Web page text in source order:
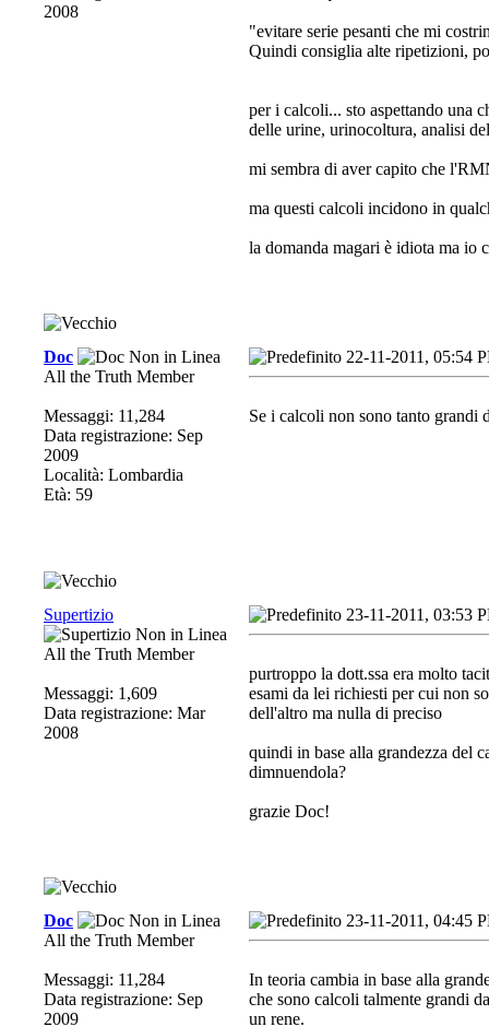
2008
"evitare serie pesanti che mi
Quindi consiglia alte ripetizioni,
per i calcoli... sto aspettando una
delle urine, urinocoltura, analisi
mi sembra di aver capito che
ma questi calcoli incidono in
la domanda magari è idiota ma io
Doc
All the Truth Member
Messaggi: 11,284
Data registrazione: Sep
2009
Località: Lombardia
Età: 59
22-11-2011, 05:54
Se i calcoli non sono tanto grandi
Supertizio
All the Truth Member
Messaggi: 1,609
Data registrazione: Mar
2008
23-11-2011, 03:53
purtroppo la dott.ssa era molto
esami da lei richiesti per cui non
dell'altro ma nulla di preciso
quindi in base alla grandezza del
dimnuendola?
grazie Doc!
Doc
All the Truth Member
Messaggi: 11,284
Data registrazione: Sep
2009
23-11-2011, 04:45
In teoria cambia in base alla
che sono calcoli talmente grandi
un rene.